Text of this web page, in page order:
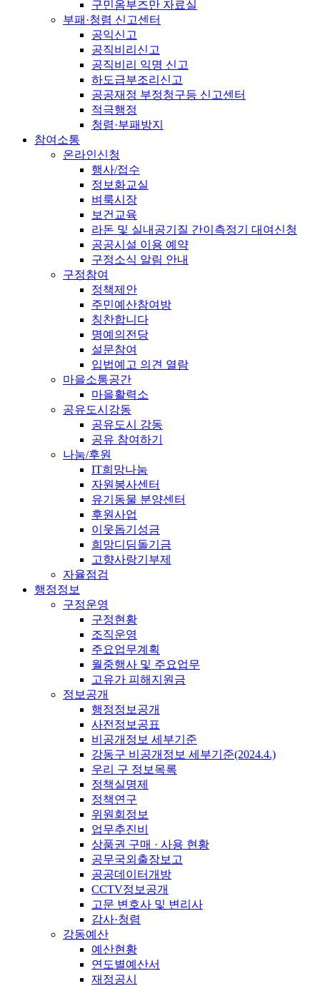
구민옴부즈만 자료실
부패·청렴 신고센터
공익신고
공직비리신고
공직비리 익명 신고
하도급부조리신고
공공재정 부정청구등 신고센터
적극행정
청렴·부패방지
참여소통
온라인신청
행사/접수
정보화교실
벼룩시장
보건교육
라돈 및 실내공기질 간이측정기 대여신청
공공시설 이용 예약
구정소식 알림 안내
구정참여
정책제안
주민예산참여방
칭찬합니다
명예의전당
설문참여
입법예고 의견 열람
마을소통공간
마을활력소
공유도시강동
공유도시 강동
공유 참여하기
나눔/후원
IT희망나눔
자원봉사센터
유기동물 분양센터
후원사업
이웃돕기성금
희망디딤돌기금
고향사랑기부제
자율점검
행정정보
구정운영
구정현황
조직운영
주요업무계획
월중행사 및 주요업무
고유가 피해지원금
정보공개
행정정보공개
사전정보공표
비공개정보 세부기준
강동구 비공개정보 세부기준(2024.4.)
우리 구 정보목록
정책실명제
정책연구
위원회정보
업무추진비
상품권 구매 · 사용 현황
공무국외출장보고
공공데이터개방
CCTV정보공개
고문 변호사 및 변리사
감사·청렴
강동예산
예산현황
연도별예산서
재정공시